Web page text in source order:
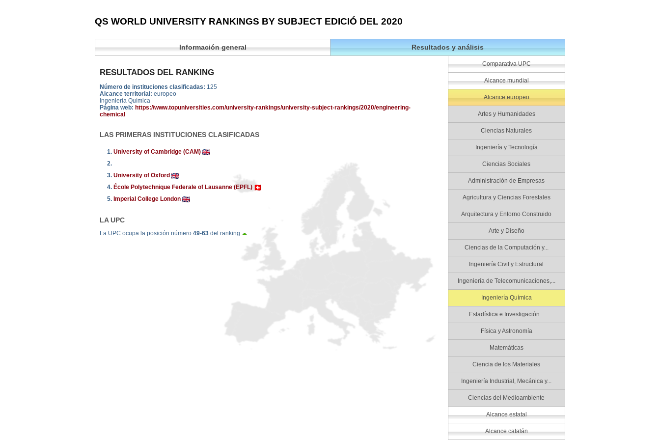
QS WORLD UNIVERSITY RANKINGS BY SUBJECT EDICIÓ DEL 2020
Información general Resultados y análisis
RESULTADOS DEL RANKING
Número de instituciones clasificadas: 125
Alcance territorial: europeo
Ingeniería Química
Página web: https://www.topuniversities.com/university-rankings/university-subject-rankings/2020/engineering-
chemical
LAS PRIMERAS INSTITUCIONES CLASIFICADAS
1. University of Cambridge (CAM)
2.
3. University of Oxford
4. École Polytechnique Federale of Lausanne (EPFL)
5. Imperial College London
LA UPC
La UPC ocupa la posición número 49-63 del ranking
Comparativa UPC
Alcance mundial
Alcance europeo
Artes y Humanidades
Ciencias Naturales
Ingeniería y Tecnología
Ciencias Sociales
Administración de Empresas
Agricultura y Ciencias Forestales
Arquitectura y Entorno Construido
Arte y Diseño
Ciencias de la Computación y...
Ingeniería Civil y Estructural
Ingeniería de Telecomunicaciones,...
Ingeniería Química
Estadística e Investigación...
Física y Astronomía
Matemáticas
Ciencia de los Materiales
Ingeniería Industrial, Mecánica y...
Ciencias del Medioambiente
Alcance estatal
Alcance catalán